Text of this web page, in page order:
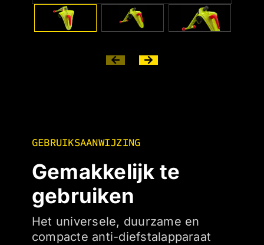
GEBRUIKSAANWIJZING
Gemakkelijk te
gebruiken
Het universele, duurzame en
compacte anti-diefstalapparaat